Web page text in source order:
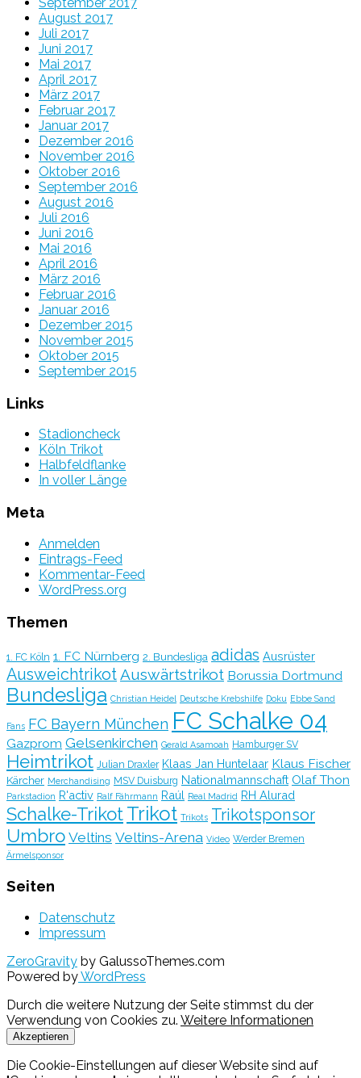
August 2017
Juli 2017
Juni 2017
Mai 2017
April 2017
März 2017
Februar 2017
Januar 2017
Dezember 2016
November 2016
Oktober 2016
September 2016
August 2016
Juli 2016
Juni 2016
Mai 2016
April 2016
März 2016
Februar 2016
Januar 2016
Dezember 2015
November 2015
Oktober 2015
September 2015
Links
Stadioncheck
Köln Trikot
Halbfeldflanke
In voller Länge
Meta
Anmelden
Eintrags-Feed
Kommentar-Feed
WordPress.org
Themen
1. FC Köln 1. FC Nürnberg 2. Bundesliga adidas Ausrüster
AusweichtrikotAuswärtstrikot Borussia Dortmund
Bundesliga Christian Heidel Deutsche Krebshilfe Doku Ebbe Sand
Fans FC Bayern München FC Schalke 04
Gazprom Gelsenkirchen Gerald Asamoah Hamburger SV
Heimtrikot Julian Draxler Klaas Jan Huntelaar Klaus Fischer
Kärcher Merchandising MSV Duisburg Nationalmannschaft Olaf Thon
Parkstadion R'activ Ralf Fährmann Raúl Real Madrid RH Alurad
Schalke-TrikotTrikot Trikots Trikotsponsor
Umbro Veltins Veltins-Arena Video Werder Bremen
Ärmelsponsor
Seiten
Datenschutz
Impressum
ZeroGravity by GalussoThemes.com
Powered byWordPress
Durch die weitere Nutzung der Seite stimmst du der
Verwendung von Cookies zu. Weitere Informationen
Akzeptieren
Die Cookie-Einstellungen auf dieser Website sind auf